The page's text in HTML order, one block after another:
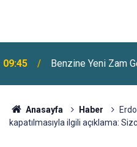
09:45 Benzine Yeni Zam
Anasayfa Haber
kapatılmasıyla ilgili açıklama: